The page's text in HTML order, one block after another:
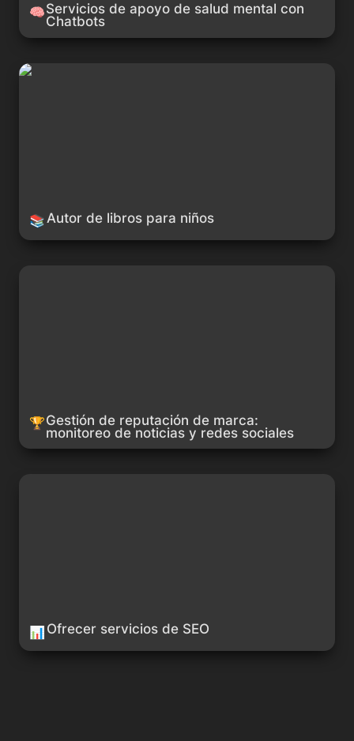
🧠Servicios de apoyo de salud mental con
Chatbots
Autor de libros para niños
📚 Autor de libros para niños
🏆Gestión de reputación de marca:
monitoreo de noticias y redes sociales
📊 Ofrecer servicios de SEO